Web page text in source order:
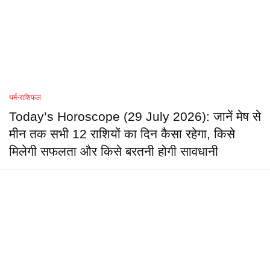
धर्म-राशिफल
Today’s Horoscope (29 July 2026): जानें मेष से
मीन तक सभी 12 राशियों का दिन कैसा रहेगा, किसे
मिलेगी सफलता और किसे बरतनी होगी सावधानी